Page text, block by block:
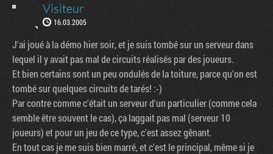
Visiteur
16.03.2005
J'ai joué à la démo hier soir, et je suis tombé sur un serveur dans
lequel il y avait pas mal de circuits réalisés par des joueurs.
Et bien certains sont un peu ondulés de la toiture, parce qu'on est
tombé sur quelques circuits de tarés! :-)
Par contre comme c'était un serveur d'un particulier (comme cela
semble être souvent le cas), ça laggait pas mal (serveur 10
joueurs) et pour un jeu de ce type, c'est assez gênant.
En tout cas je me suis bien marré, et c'est le principal, même si je